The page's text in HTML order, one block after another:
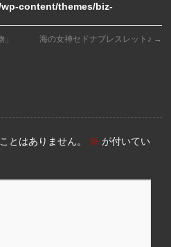
content/themes/biz-
海の女神セドナブレスレット♪ →
とはありません。 ※ が付いてい